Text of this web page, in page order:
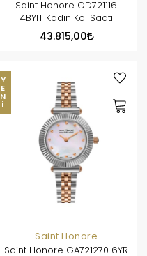
Saint Honore OD721116
4BYIT Kadın Kol Saati
43.815,00
YENI
Saint Honore
Saint Honore GA721270 6YR